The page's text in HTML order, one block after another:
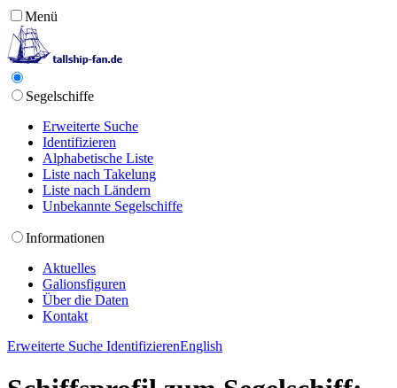
Menü
Segelschiffe
Erweiterte Suche
Identifizieren
Alphabetische Liste
Liste nach Takelung
Liste nach Ländern
Unbekannte Segelschiffe
Informationen
Aktuelles
Galionsfiguren
Über die Daten
Kontakt
Erweiterte Suche IdentifizierenEnglish